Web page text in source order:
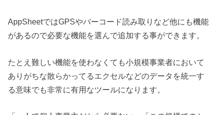
AppSheetではGPSやバーコード読み取りなど他にも機能
があるので必要な機能を選んで追加する事ができます。
たとえ難しい機能を使わなくても小規模事業者において
ありがちな散らかってるエクセルなどのデータを統一す
る意味でも非常に有用なツールになります。